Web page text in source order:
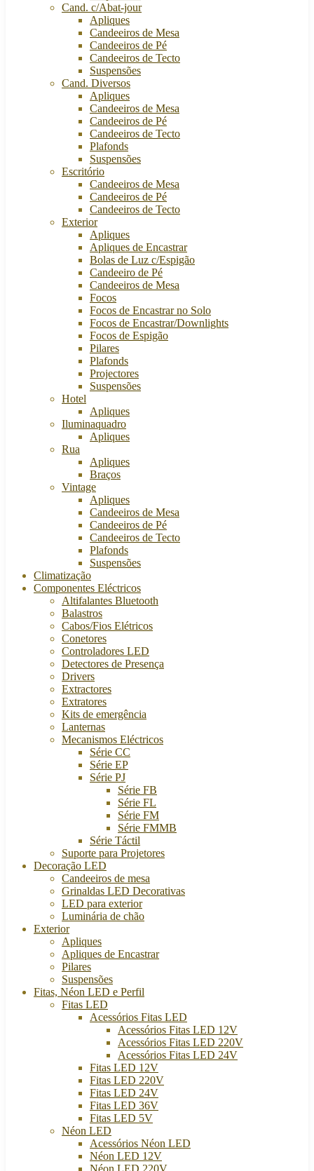
Cand. c/Abat-jour
Apliques
Candeeiros de Mesa
Candeeiros de Pé
Candeeiros de Tecto
Suspensões
Cand. Diversos
Apliques
Candeeiros de Mesa
Candeeiros de Pé
Candeeiros de Tecto
Plafonds
Suspensões
Escritório
Candeeiros de Mesa
Candeeiros de Pé
Candeeiros de Tecto
Exterior
Apliques
Apliques de Encastrar
Bolas de Luz c/Espigão
Candeeiro de Pé
Candeeiros de Mesa
Focos
Focos de Encastrar no Solo
Focos de Encastrar/Downlights
Focos de Espigão
Pilares
Plafonds
Projectores
Suspensões
Hotel
Apliques
Iluminaquadro
Apliques
Rua
Apliques
Braços
Vintage
Apliques
Candeeiros de Mesa
Candeeiros de Pé
Candeeiros de Tecto
Plafonds
Suspensões
Climatização
Componentes Eléctricos
Altifalantes Bluetooth
Balastros
Cabos/Fios Elétricos
Conetores
Controladores LED
Detectores de Presença
Drivers
Extractores
Extratores
Kits de emergência
Lanternas
Mecanismos Eléctricos
Série CC
Série EP
Série PJ
Série FB
Série FL
Série FM
Série FMMB
Série Táctil
Suporte para Projetores
Decoração LED
Candeeiros de mesa
Grinaldas LED Decorativas
LED para exterior
Luminária de chão
Exterior
Apliques
Apliques de Encastrar
Pilares
Suspensões
Fitas, Néon LED e Perfil
Fitas LED
Acessórios Fitas LED
Acessórios Fitas LED 12V
Acessórios Fitas LED 220V
Acessórios Fitas LED 24V
Fitas LED 12V
Fitas LED 220V
Fitas LED 24V
Fitas LED 36V
Fitas LED 5V
Néon LED
Acessórios Néon LED
Néon LED 12V
Néon LED 220V